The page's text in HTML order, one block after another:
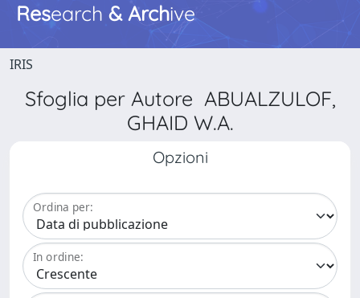
Research & Archive
IRIS
Sfoglia per Autore ABUALZULOF,
GHAID W.A.
Opzioni
Ordina per:
In ordine: